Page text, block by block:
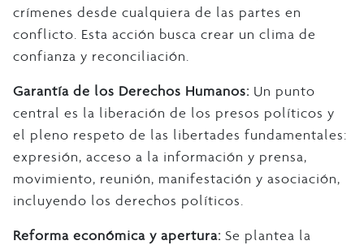
crímenes desde cualquiera de las partes en
conflicto. Esta acción busca crear un clima de
confianza y reconciliación.
Garantía de los Derechos Humanos: Un punto
central es la liberación de los presos políticos y
el pleno respeto de las libertades fundamentales:
expresión, acceso a la información y prensa,
movimiento, reunión, manifestación y asociación,
incluyendo los derechos políticos.
Reforma económica y apertura: Se plantea la